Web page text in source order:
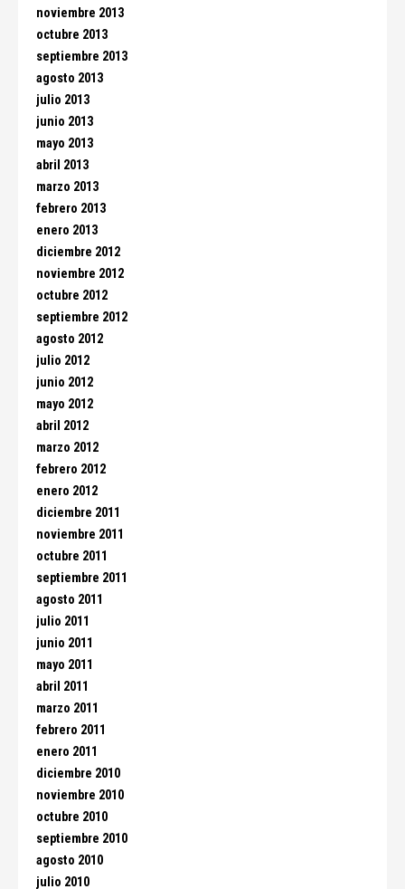
noviembre 2013
octubre 2013
septiembre 2013
agosto 2013
julio 2013
junio 2013
mayo 2013
abril 2013
marzo 2013
febrero 2013
enero 2013
diciembre 2012
noviembre 2012
octubre 2012
septiembre 2012
agosto 2012
julio 2012
junio 2012
mayo 2012
abril 2012
marzo 2012
febrero 2012
enero 2012
diciembre 2011
noviembre 2011
octubre 2011
septiembre 2011
agosto 2011
julio 2011
junio 2011
mayo 2011
abril 2011
marzo 2011
febrero 2011
enero 2011
diciembre 2010
noviembre 2010
octubre 2010
septiembre 2010
agosto 2010
julio 2010